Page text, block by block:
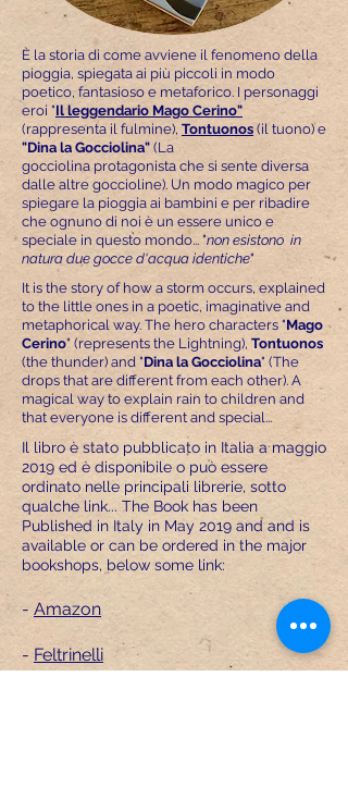
È la storia di come avviene il fenomeno della
pioggia, spiegata ai più piccoli in modo
poetico, fantasioso e metaforico. I personaggi
eroi "Il leggendario Mago Cerino"
(rappresenta il fulmine), Tontuonos (il tuono) e
"Dina la Gocciolina" (La
gocciolina protagonista che si sente diversa
dalle altre goccioline). Un modo magico per
spiegare la pioggia ai bambini e per ribadire
che ognuno di noi è un essere unico e
speciale in questo mondo... "non esistono in
natura due gocce d'acqua identiche"
It is the story of how a storm occurs, explained
to the little ones in a poetic, imaginative and
metaphorical way. The hero characters "Mago
Cerino" (represents the Lightning), Tontuonos
(the thunder) and "Dina la Gocciolina" (The
drops that are different from each other). A
magical way to explain rain to children and
that everyone is different and special...
Il libro è stato pubblicato in Italia a maggio
2019 ed è disponibile o può essere
ordinato nelle principali librerie, sotto
qualche link... The Book has been
Published in Italy in May 2019 and and is
available or can be ordered in the major
bookshops, below some link:
- Amazon
- Feltrinelli